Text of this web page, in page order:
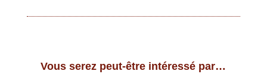
Vous serez peut-être intéressé par…